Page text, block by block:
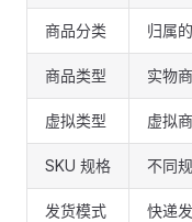
商品分类 归属
商品类型 实物
虚拟类型 虚拟
SKU 规格 不同
发货模式 快递